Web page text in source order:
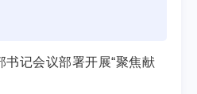
书记会议部署开展“聚焦献